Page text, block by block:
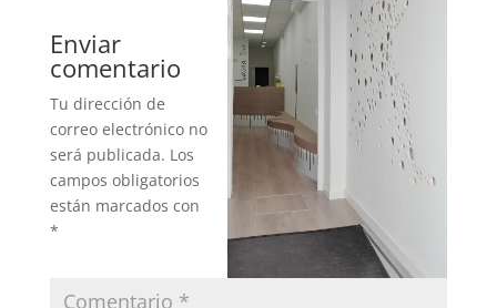
Enviar
comentario
Tu dirección de
correo electrónico no
será publicada. Los
campos obligatorios
están marcados con
*